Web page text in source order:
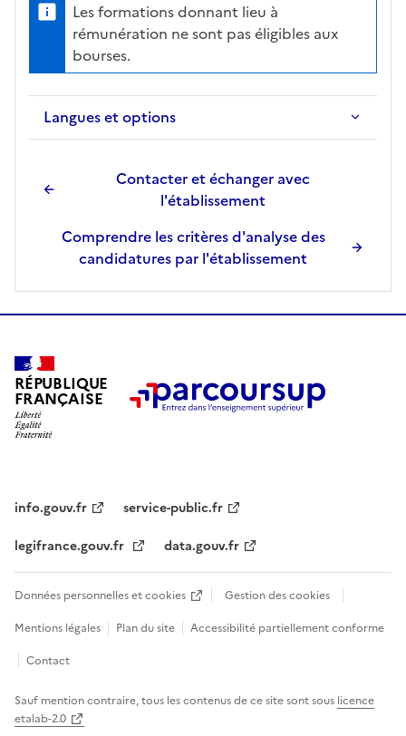
Les formations donnant lieu à
rémunération ne sont pas éligibles aux
bourses.
Langues et options
Contacter et échanger avec
l'établissement
Comprendre les critères d'analyse des
candidatures par l'établissement
RÉPUBLIQUE
FRANÇAISE
info.gouv.fr
service-public.fr
legifrance.gouv.fr
data.gouv.fr
Données personnelles et cookies
Gestion des cookies
Mentions légales
Plan du site
Accessibilité partiellement conforme
Contact
Sauf mention contraire, tous les contenus de ce site sont sous licence
etalab-2.0